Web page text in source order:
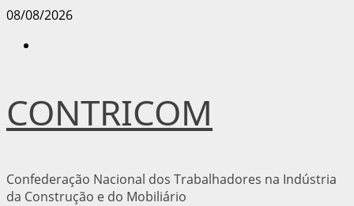
Avançar
08/08/2026
CONTRICOM
Confederação Nacional dos Trabalhadores na Indústria
da Construção e do Mobiliário